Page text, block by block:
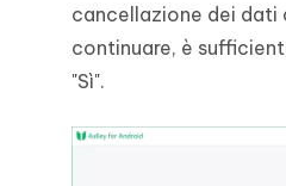
cancellazione dei dati
continuare, è
"Sì".